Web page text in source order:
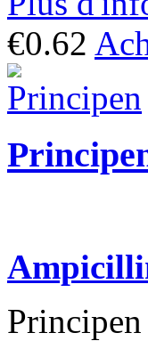
€0.62